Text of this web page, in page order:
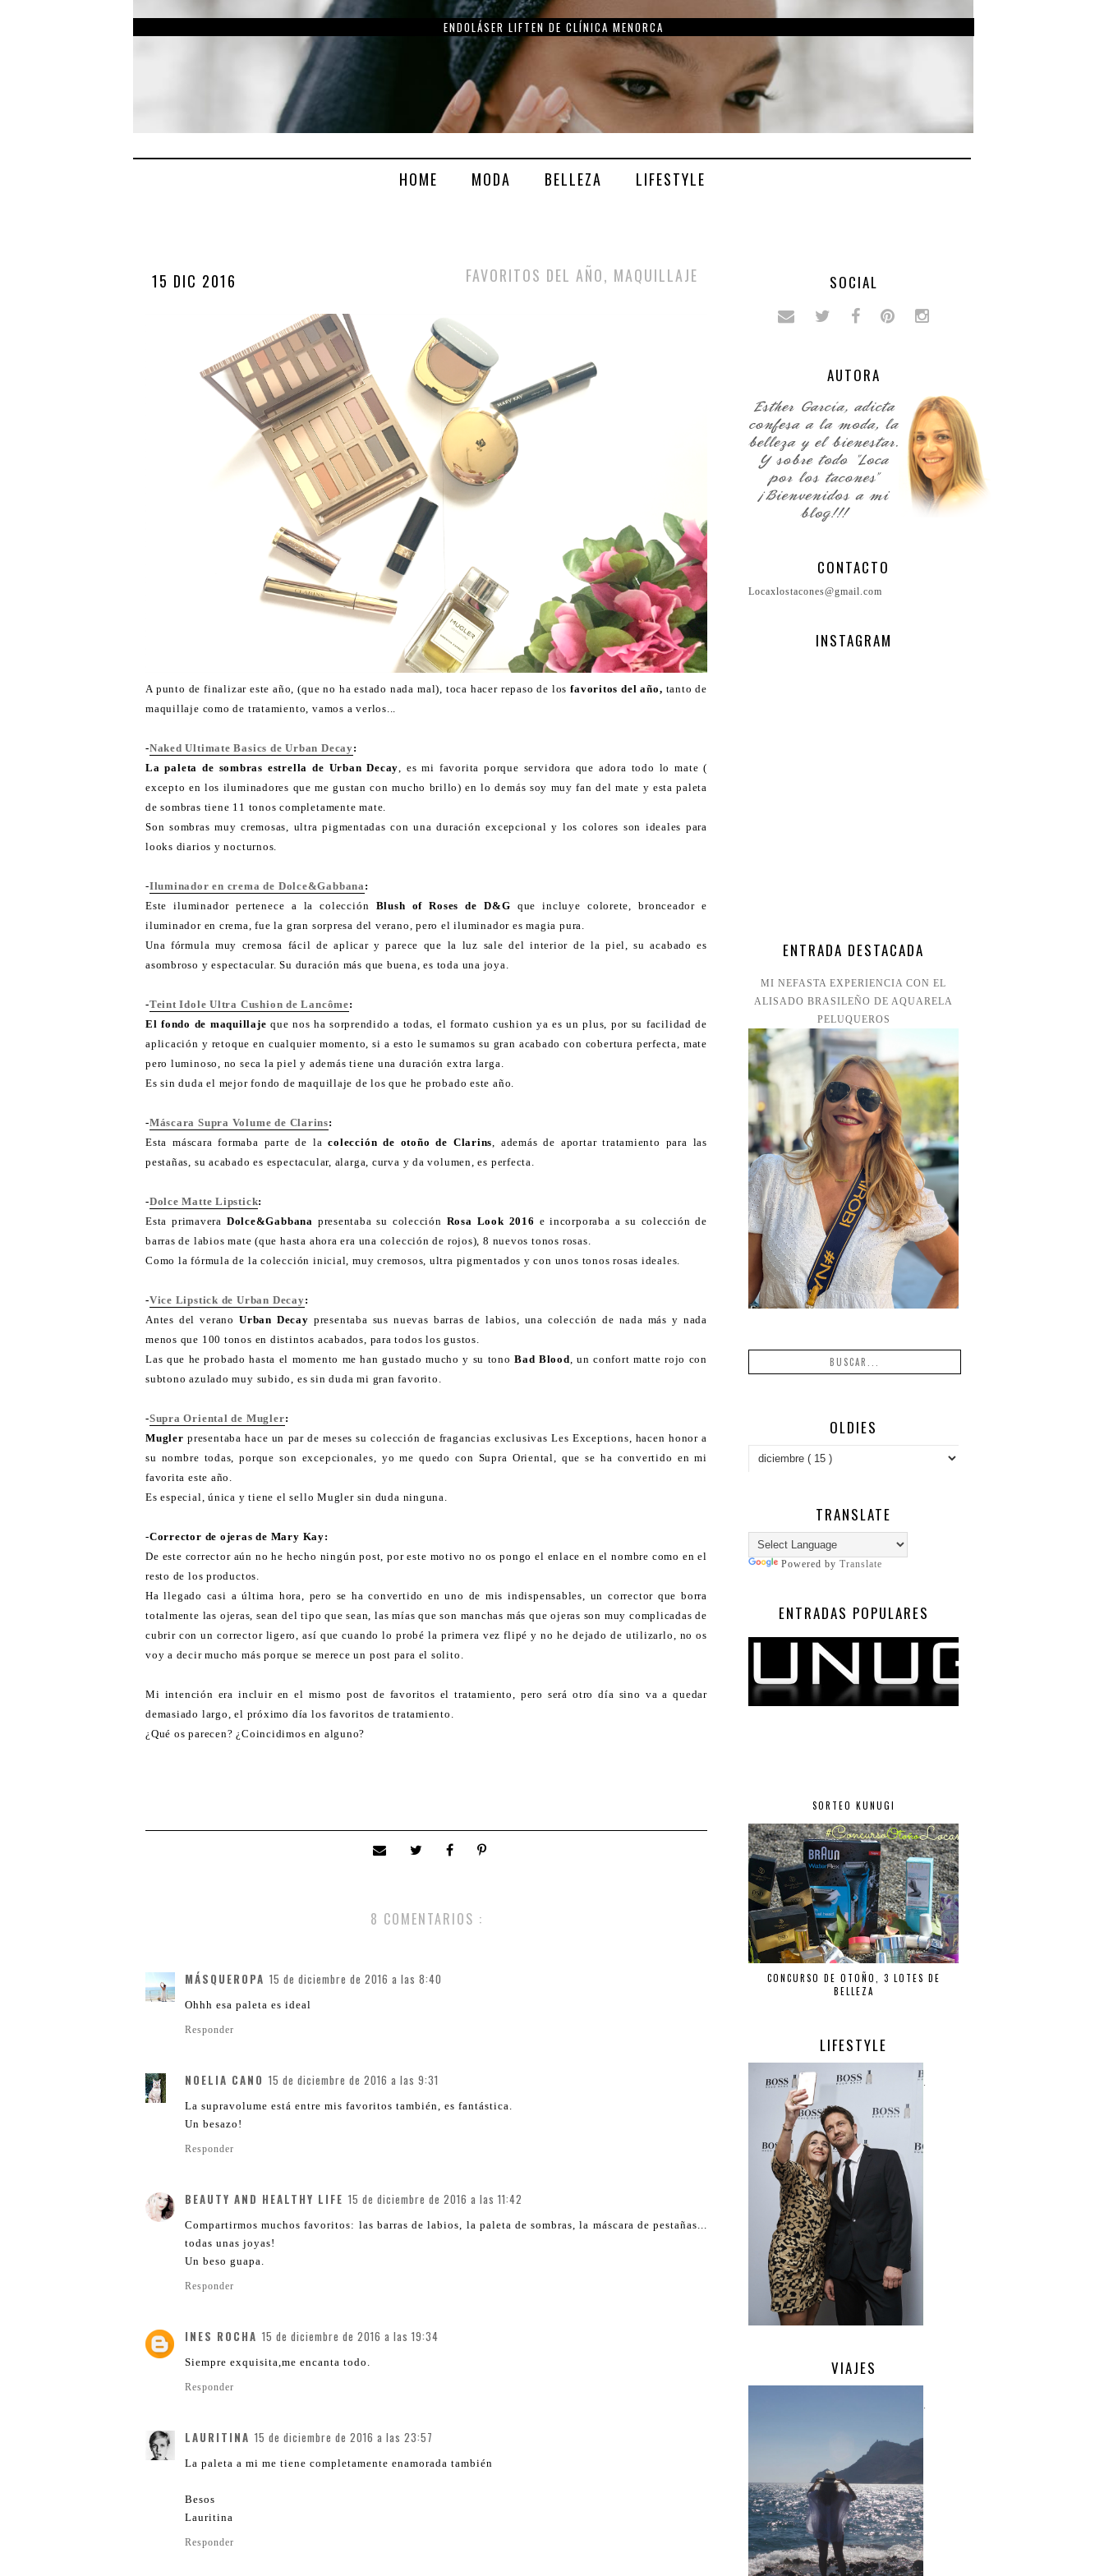
ENDOLÁSER LIFTEN DE CLÍNICA MENORCA
HOME MODA BELLEZA LIFESTYLE
15 DIC 2016 FAVORITOS DEL AÑO, MAQUILLAJE
A punto de finalizar este año, (que no ha estado nada mal), toca hacer repaso de losfavoritos del año, tanto de
maquillaje como de tratamiento, vamos a verlos...
-Naked Ultimate Basics de Urban Decay:
La paleta de sombras estrella de Urban Decay, es mi favorita porque servidora que adora todo lo mate (
excepto en los iluminadores que me gustan con mucho brillo) en lo demás soy muy fan del mate y esta paleta
de sombras tiene 11 tonos completamente mate.
Son sombras muy cremosas, ultra pigmentadas con una duración excepcional y los colores son ideales para
looks diarios y nocturnos.
-Iluminador en crema de Dolce&Gabbana :
Este iluminador pertenece a la colección Blush of Roses de D&G que incluye colorete, bronceador e
iluminador en crema, fue la gran sorpresa del verano, pero el iluminador es magia pura.
Una fórmula muy cremosa fácil de aplicar y parece que la luz sale del interior de la piel, su acabado es
asombroso y espectacular. Su duración más que buena, es toda una joya.
-Teint Idole Ultra Cushion de Lancôme:
El fondo de maquillaje que nos ha sorprendido a todas, el formato cushion ya es un plus, por su facilidad de
aplicación y retoque en cualquier momento, si a esto le sumamos su gran acabado con cobertura perfecta, mate
pero luminoso, no seca la piel y además tiene una duración extra larga.
Es sin duda el mejor fondo de maquillaje de los que he probado este año.
-Máscara Supra Volume de Clarins:
Esta máscara formaba parte de la colección de otoño de Clarins, además de aportar tratamiento para las
pestañas, su acabado es espectacular, alarga, curva y da volumen, es perfecta.
-Dolce Matte Lipstick:
Esta primavera Dolce&Gabbana presentaba su colección Rosa Look 2016 e incorporaba a su colección de
barras de labios mate (que hasta ahora era una colección de rojos), 8 nuevos tonos rosas.
Como la fórmula de la colección inicial, muy cremosos, ultra pigmentados y con unos tonos rosas ideales.
-Vice Lipstick de Urban Decay:
Antes del verano Urban Decay presentaba sus nuevas barras de labios, una colección de nada más y nada
menos que 100 tonos en distintos acabados, para todos los gustos.
Las que he probado hasta el momento me han gustado mucho y su tono Bad Blood, un confort matte rojo con
subtono azulado muy subido, es sin duda mi gran favorito.
-Supra Oriental de Mugler:
Mugler presentaba hace un par de meses su colección de fragancias exclusivas Les Exceptions, hacen honor a
su nombre todas, porque son excepcionales, yo me quedo con Supra Oriental, que se ha convertido en mi
favorita este año.
Es especial, única y tiene el sello Mugler sin duda ninguna.
-Corrector de ojeras de Mary Kay:
De este corrector aún no he hecho ningún post, por este motivo no os pongo el enlace en el nombre como en el
resto de los productos.
Ha llegado casi a última hora, pero se ha convertido en uno de mis indispensables, un corrector que borra
totalmente las ojeras, sean del tipo que sean, las mías que son manchas más que ojeras son muy complicadas de
cubrir con un corrector ligero, así que cuando lo probé la primera vez flipé y no he dejado de utilizarlo, no os
voy a decir mucho más porque se merece un post para el solito.
Mi intención era incluir en el mismo post de favoritos el tratamiento, pero será otro día sino va a quedar
demasiado largo, el próximo día los favoritos de tratamiento.
¿Qué os parecen? ¿Coincidimos en alguno?
8 COMENTARIOS :
MÁSQUEROPA 15 de diciembre de 2016 a las 8:40
Ohhh esa paleta es ideal
Responder
NOELIA CANO 15 de diciembre de 2016 a las 9:31
La supravolume está entre mis favoritos también, es fantástica.
Un besazo!
Responder
BEAUTY AND HEALTHY LIFE 15 de diciembre de 2016 a las 11:42
Compartirmos muchos favoritos: las barras de labios, la paleta de sombras, la máscara de pestañas...
todas unas joyas!
Un beso guapa.
Responder
INES ROCHA 15 de diciembre de 2016 a las 19:34
Siempre exquisita,me encanta todo.
Responder
LAURITINA 15 de diciembre de 2016 a las 23:57
La paleta a mi me tiene completamente enamorada también
Besos
Lauritina
Responder
SOCIAL
AUTORA
CONTACTO
Locaxlostacones@gmail.com
INSTAGRAM
ENTRADA DESTACADA
MI NEFASTA EXPERIENCIA CON EL
ALISADO BRASILEÑO DE AQUARELA
PELUQUEROS
OLDIES
TRANSLATE
Powered by Translate
ENTRADAS POPULARES
SORTEO KUNUGI
CONCURSO DE OTOÑO, 3 LOTES DE
BELLEZA
LIFESTYLE
.
VIAJES
.